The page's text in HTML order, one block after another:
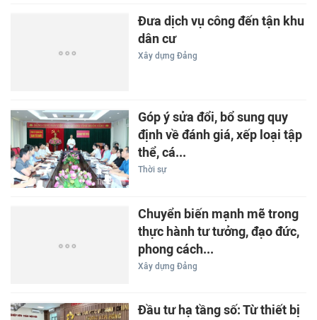
Đưa dịch vụ công đến tận khu
dân cư
Xây dựng Đảng
Góp ý sửa đổi, bổ sung quy
định về đánh giá, xếp loại tập
thể, cá...
Thời sự
Chuyển biến mạnh mẽ trong
thực hành tư tưởng, đạo đức,
phong cách...
Xây dựng Đảng
Đầu tư hạ tầng số: Từ thiết bị